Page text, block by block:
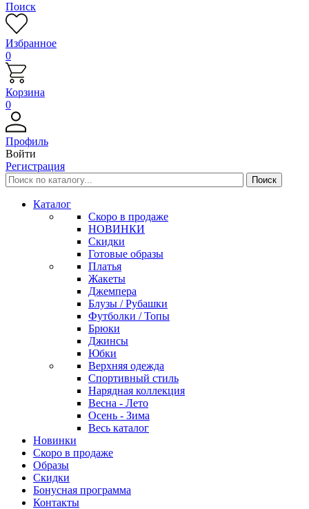
Поиск
Избранное
0
Корзина
0
Профиль
Войти
Регистрация
Каталог
Скоро в продаже
НОВИНКИ
Скидки
Готовые образы
Платья
Жакеты
Джемпера
Блузы / Рубашки
Футболки / Топы
Брюки
Джинсы
Юбки
Верхняя одежда
Спортивный стиль
Нарядная коллекция
Весна - Лето
Осень - Зима
Весь каталог
Новинки
Скоро в продаже
Образы
Скидки
Бонусная программа
Контакты